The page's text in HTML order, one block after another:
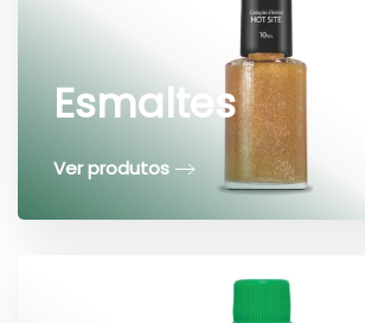
Esmaltes
Ver produtos